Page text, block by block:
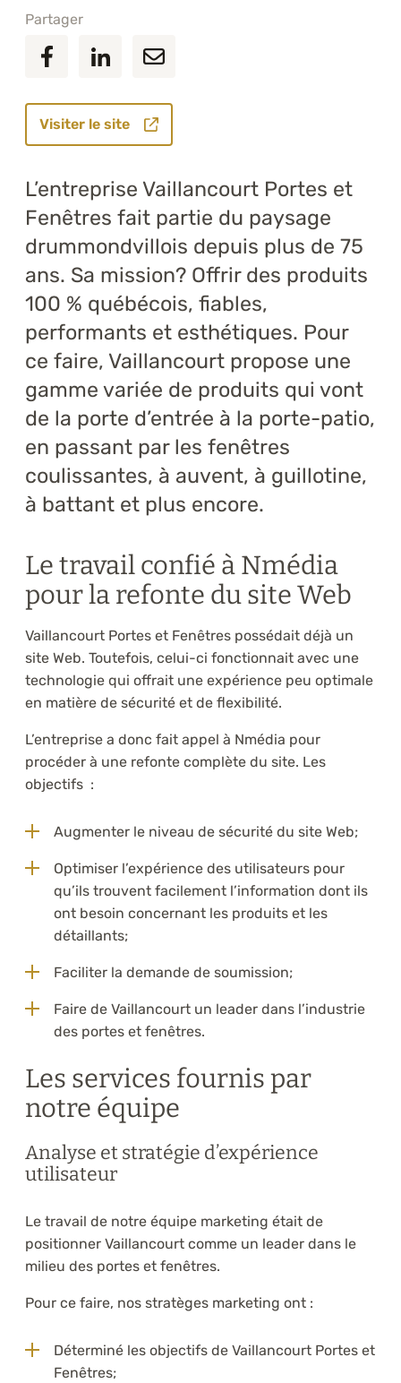
Partager
Visiter le site
L’entreprise Vaillancourt Portes et
Fenêtres fait partie du paysage
drummondvillois depuis plus de 75
ans. Sa mission? Offrir des produits
100 % québécois, fiables,
performants et esthétiques. Pour
ce faire, Vaillancourt propose une
gamme variée de produits qui vont
de la porte d’entrée à la porte-patio,
en passant par les fenêtres
coulissantes, à auvent, à guillotine,
à battant et plus encore.
Le travail confié à Nmédia
pour la refonte du site Web
Vaillancourt Portes et Fenêtres possédait déjà un
site Web. Toutefois, celui-ci fonctionnait avec une
technologie qui offrait une expérience peu optimale
en matière de sécurité et de flexibilité.
L’entreprise a donc fait appel à Nmédia pour
procéder à une refonte complète du site. Les
objectifs :
Augmenter le niveau de sécurité du site Web;
Optimiser l’expérience des utilisateurs pour
qu’ils trouvent facilement l’information dont ils
ont besoin concernant les produits et les
détaillants;
Faciliter la demande de soumission;
Faire de Vaillancourt un leader dans l’industrie
des portes et fenêtres.
Les services fournis par
notre équipe
Analyse et stratégie d’expérience
utilisateur
Le travail de notre équipe marketing était de
positionner Vaillancourt comme un leader dans le
milieu des portes et fenêtres.
Pour ce faire, nos stratèges marketing ont :
Déterminé les objectifs de Vaillancourt Portes et
Fenêtres;